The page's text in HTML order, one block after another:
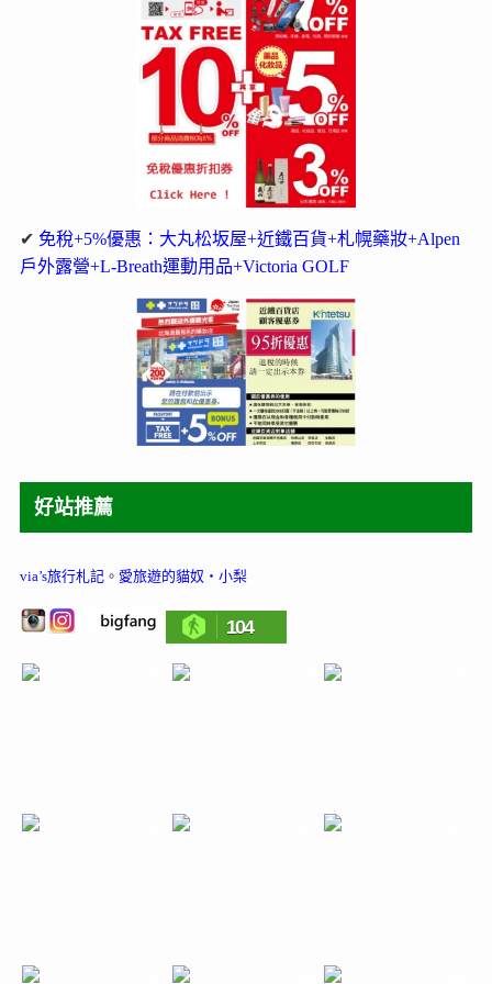
✔ 免稅+5%優惠：大丸松坂屋+近鐵百貨+札幌藥妝+Alpen
戶外露營+L-Breath運動用品+Victoria GOLF
好站推薦
via’s旅行札記。 愛旅遊的貓奴‧小梨
104